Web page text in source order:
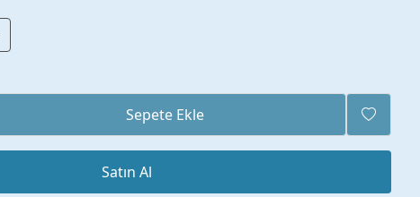
Sepete Ekle
Satın Al